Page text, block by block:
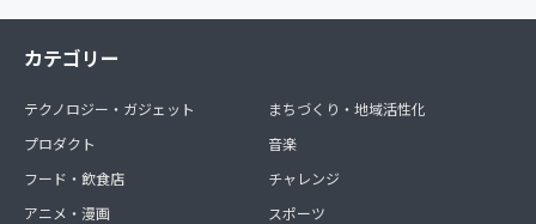
カテゴリー
テクノロジー・ガジェット
プロダクト
フード・飲食店
アニメ・漫画
まちづくり・地域活性化
音楽
チャレンジ
スポーツ